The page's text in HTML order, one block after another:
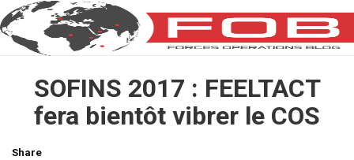
SOFINS 2017 : FEELTACT
fera bientôt vibrer le COS
Share